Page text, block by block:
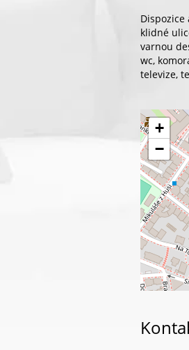
klidné
varnou
wc,
televize,
+
−